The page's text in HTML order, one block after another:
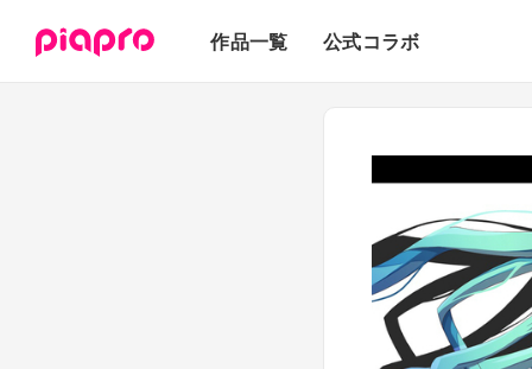
作品一覧
3Dモデル
公式コラボ